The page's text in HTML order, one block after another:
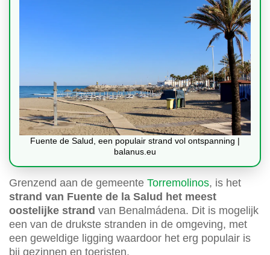
Fuente de Salud, een populair strand vol ontspanning |
balanus.eu
Grenzend aan de gemeente Torremolinos, is het
strand van Fuente de la Salud het meest
oostelijke strand van Benalmádena. Dit is mogelijk
een van de drukste stranden in de omgeving, met
een geweldige ligging waardoor het erg populair is
bij gezinnen en toeristen.